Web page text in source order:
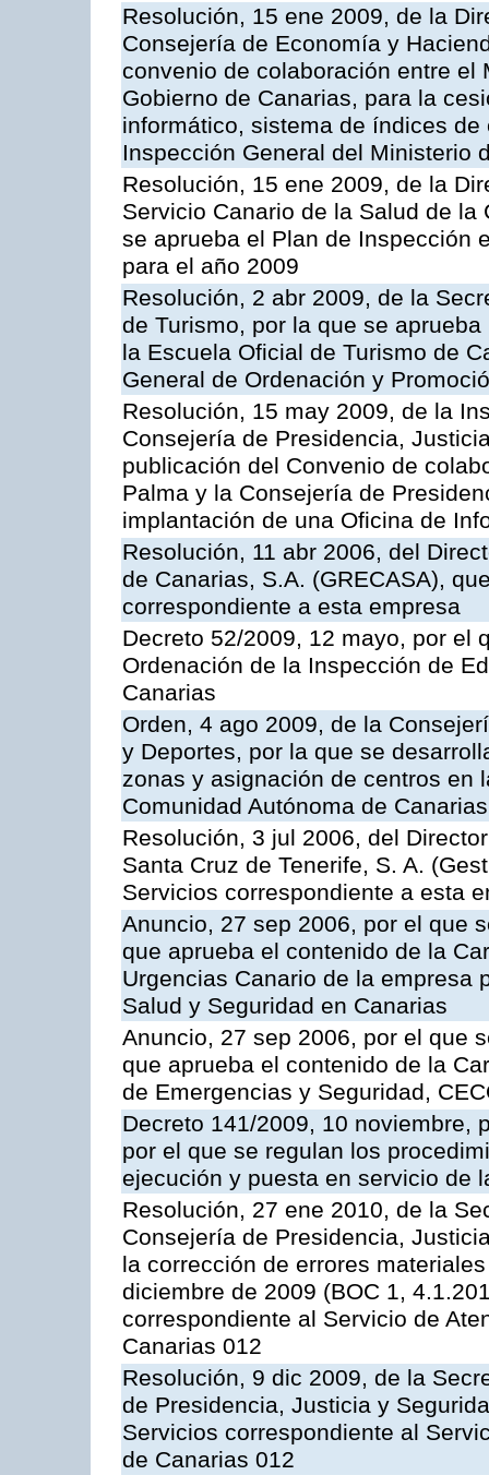
Resolución, 15 ene 2009, de la
Consejería de Economía y
convenio de colaboración entre
Gobierno de Canarias, para la
informático, sistema de índices
Inspección General del Ministerio
Resolución, 15 ene 2009, de la
Servicio Canario de la Salud de
se aprueba el Plan de Inspección
para el año 2009
Resolución, 2 abr 2009, de la
de Turismo, por la que se
la Escuela Oficial de Turismo de
General de Ordenación y
Resolución, 15 may 2009, de la
Consejería de Presidencia,
publicación del Convenio de
Palma y la Consejería de
implantación de una Oficina de
Resolución, 11 abr 2006, del
de Canarias, S.A. (GRECASA),
correspondiente a esta empresa
Decreto 52/2009, 12 mayo, por el
Ordenación de la Inspección de
Canarias
Orden, 4 ago 2009, de la
y Deportes, por la que se
zonas y asignación de centros en
Comunidad Autónoma de Canarias
Resolución, 3 jul 2006, del
Santa Cruz de Tenerife, S. A.
Servicios correspondiente a esta
Anuncio, 27 sep 2006, por el que
que aprueba el contenido de la
Urgencias Canario de la empresa
Salud y Seguridad en Canarias
Anuncio, 27 sep 2006, por el que
que aprueba el contenido de la
de Emergencias y Seguridad,
Decreto 141/2009, 10 noviembre,
por el que se regulan los
ejecución y puesta en servicio de
Resolución, 27 ene 2010, de la
Consejería de Presidencia,
la corrección de errores
diciembre de 2009 (BOC 1,
correspondiente al Servicio de
Canarias 012
Resolución, 9 dic 2009, de la
de Presidencia, Justicia y
Servicios correspondiente al
de Canarias 012